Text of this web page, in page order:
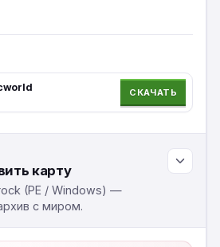
СКАЧАТЬ
карту
(PE / Windows) —
с миром.